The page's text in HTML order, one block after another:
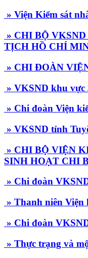
» Viện Kiểm sát
» CHI BỘ
TỊCH HỒ CHÍ
» CHI ĐOÀN
» VKSND khu vực
» Chi đoàn Viện
» VKSND tỉnh
» CHI BỘ VIỆN
SINH HOẠT CHI
» Chi đoàn
» Thanh niên Viện
» Chi đoàn
» Thực trạng và